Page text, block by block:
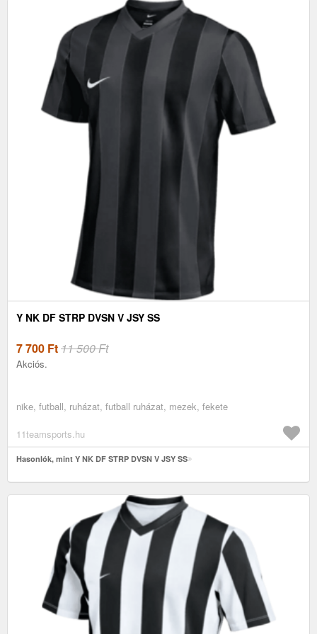
Y NK DF STRP DVSN V JSY SS
7 700 Ft11 500 Ft
Akciós.
nike, futball, ruházat, futball ruházat, mezek, fekete
11teamsports.hu
Hasonlók, mint Y NK DF STRP DVSN V JSY SS